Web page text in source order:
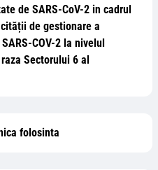
de SARS-CoV-2 in cadrul
de gestionare a
COV-2 la nivelul
Sectorului 6 al
folosinta